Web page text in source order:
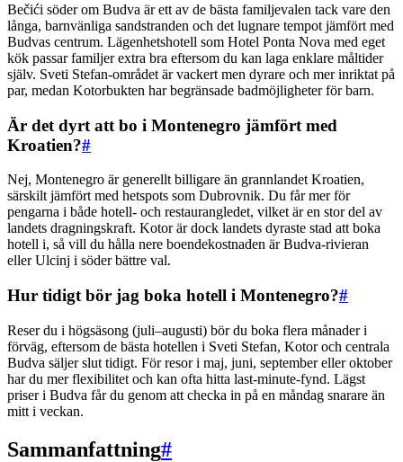
Bečići söder om Budva är ett av de bästa familjevalen tack vare den
långa, barnvänliga sandstranden och det lugnare tempot jämfört med
Budvas centrum. Lägenhetshotell som Hotel Ponta Nova med eget
kök passar familjer extra bra eftersom du kan laga enklare måltider
själv. Sveti Stefan-området är vackert men dyrare och mer inriktat på
par, medan Kotorbukten har begränsade badmöjligheter för barn.
Är det dyrt att bo i Montenegro jämfört med
Kroatien?#
Nej, Montenegro är generellt billigare än grannlandet Kroatien,
särskilt jämfört med hetspots som Dubrovnik. Du får mer för
pengarna i både hotell- och restaurangledet, vilket är en stor del av
landets dragningskraft. Kotor är dock landets dyraste stad att boka
hotell i, så vill du hålla nere boendekostnaden är Budva-rivieran
eller Ulcinj i söder bättre val.
Hur tidigt bör jag boka hotell i Montenegro?#
Reser du i högsäsong (juli–augusti) bör du boka flera månader i
förväg, eftersom de bästa hotellen i Sveti Stefan, Kotor och centrala
Budva säljer slut tidigt. För resor i maj, juni, september eller oktober
har du mer flexibilitet och kan ofta hitta last-minute-fynd. Lägst
priser i Budva får du genom att checka in på en måndag snarare än
mitt i veckan.
Sammanfattning#